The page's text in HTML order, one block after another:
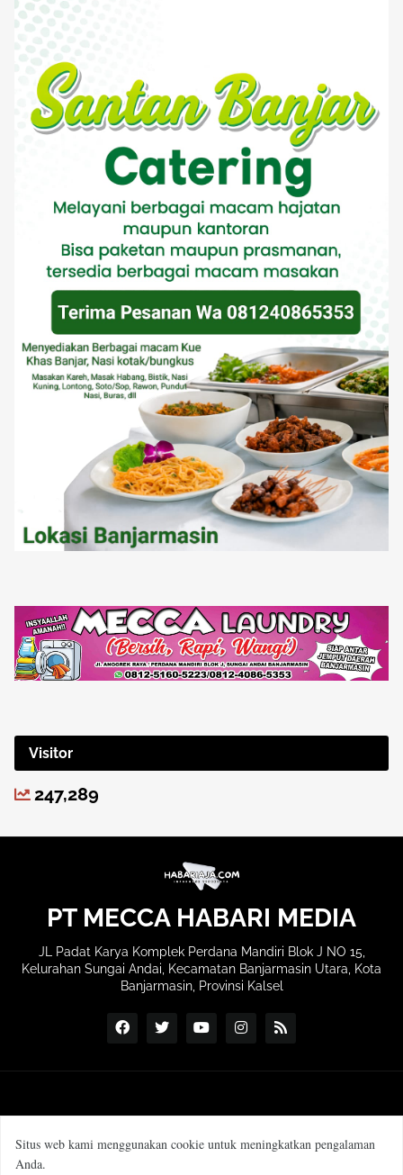
Visitor
247,289
PT MECCA HABARI MEDIA
JL Padat Karya Komplek Perdana Mandiri Blok J NO 15,
Kelurahan Sungai Andai, Kecamatan Banjarmasin Utara, Kota
Banjarmasin, Provinsi Kalsel
Situs web kami menggunakan cookie untuk meningkatkan pengalaman
Anda.